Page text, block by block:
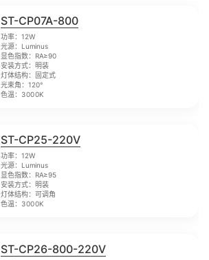
ST-CP07A-800
功率：12W
光源：Luminus
显色指数：RA≥90
安装方式：明装
灯体结构：固定式
光束角：120°
色温：3000K
ST-CP25-220V
功率：12W
光源：Luminus
显色指数：RA≥95
安装方式：明装
灯体结构：可调角
色温：3000K
ST-CP26-800-220V